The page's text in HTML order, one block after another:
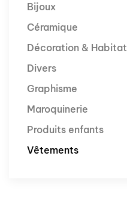
Bijoux
Céramique
Décoration & Habitat
Divers
Graphisme
Maroquinerie
Produits enfants
Vêtements